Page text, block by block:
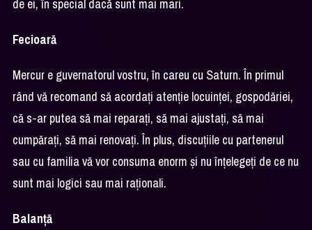
de ei, în special dacă sunt mai mari.
Fecioară
Mercur e guvernatorul vostru, în careu cu Saturn. În primul
rând vă recomand să acordați atenție locuinței, gospodăriei,
că s-ar putea să mai reparați, să mai ajustați, să mai
cumpărați, să mai renovați. În plus, discuțiile cu partenerul
sau cu familia vă vor consuma enorm și nu înțelegeți de ce nu
sunt mai logici sau mai raționali.
Balanță